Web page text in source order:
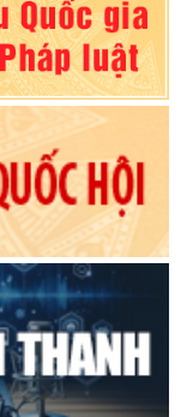
đồng nhân dân tỉnh
nhân dân tỉnh